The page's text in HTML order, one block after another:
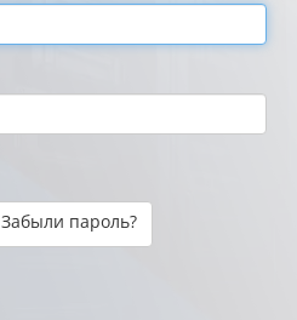
Забыли пароль?